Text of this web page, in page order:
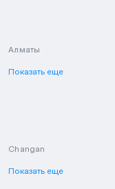
Алматы
Показать еще
Changan
Показать еще